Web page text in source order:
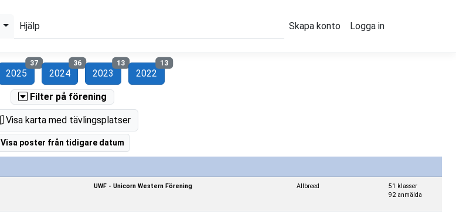
Hjälp Skapa konto Logga in
2025
37
2024
36
2023
13
2022
13
Filter på förening
Visa karta med tävlingsplatser
Visa poster från tidigare datum
UWF - Unicorn Western Förening Allbreed
51 klasser
92 anmälda